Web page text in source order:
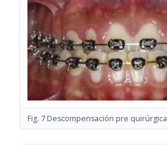
Fig. 7 Descompensación pre quirúrgica